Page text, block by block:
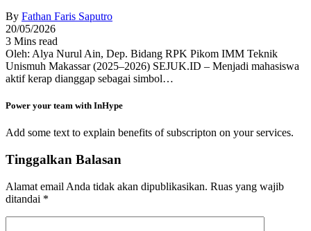
By Fathan Faris Saputro
20/05/2026
3 Mins read
Oleh: Alya Nurul Ain, Dep. Bidang RPK Pikom IMM Teknik
Unismuh Makassar (2025–2026) SEJUK.ID – Menjadi mahasiswa
aktif kerap dianggap sebagai simbol…
Power your team with InHype
Add some text to explain benefits of subscripton on your services.
Tinggalkan Balasan
Alamat email Anda tidak akan dipublikasikan. Ruas yang wajib
ditandai *